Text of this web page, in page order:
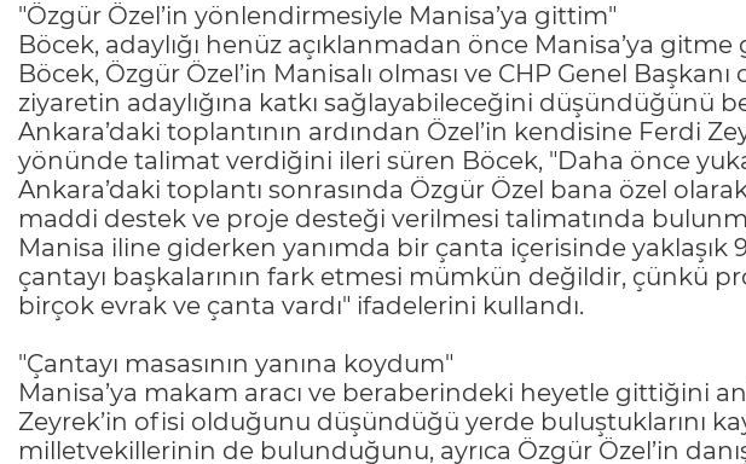
"Özgür Özel’in yönlendirmesiyle Manisa’ya gittim"
Böcek, adaylığı henüz açıklanmadan önce Manisa’ya
Böcek, Özgür Özel’in Manisalı olması ve CHP Genel
ziyaretin adaylığına katkı sağlayabileceğini düşündüğünü
Ankara’daki toplantının ardından Özel’in kendisine Ferdi
yönünde talimat verdiğini ileri süren Böcek, "Daha önce
Ankara’daki toplantı sonrasında Özgür Özel bana özel
maddi destek ve proje desteği verilmesi talimatında
Manisa iline giderken yanımda bir çanta içerisinde
çantayı başkalarının fark etmesi mümkün değildir, çünkü
birçok evrak ve çanta vardı" ifadelerini kullandı.
"Çantayı masasının yanına koydum"
Manisa’ya makam aracı ve beraberindeki heyetle gittiğini
Zeyrek’in ofisi olduğunu düşündüğü yerde buluştuklarını
milletvekillerinin de bulunduğunu, ayrıca Özgür Özel’in